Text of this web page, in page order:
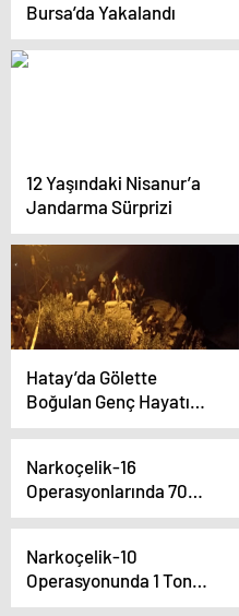
Bursa’da Yakalandı
12 Yaşındaki Nisanur’a
Jandarma Sürprizi
Hatay’da Gölette
Boğulan Genç Hayatını
Kaybetti
Narkoçelik-16
Operasyonlarında 700
Kilo Uyuşturucu Madde
Uyuşturucu Hap Ele
Geçirildi
Narkoçelik-10
Operasyonunda 1 Ton
Uyuşturucu Ele